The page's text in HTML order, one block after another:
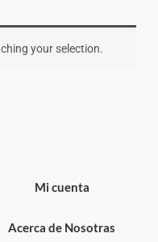
your selection.
Mi cuenta
Acerca de Nosotras